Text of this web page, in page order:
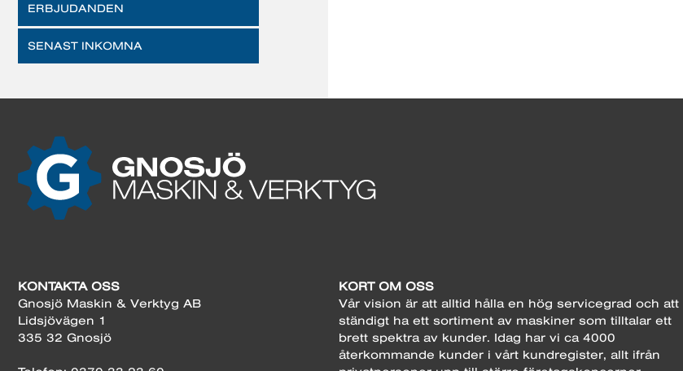
ERBJUDANDEN
SENAST INKOMNA
KONTAKTA OSS
Gnosjö Maskin & Verktyg AB
Lidsjövägen 1
335 32 Gnosjö
KORT OM OSS
Vår vision är att alltid hålla en hög servicegrad och att
ständigt ha ett sortiment av maskiner som tilltalar ett
brett spektra av kunder. Idag har vi ca 4000
återkommande kunder i vårt kundregister, allt ifrån